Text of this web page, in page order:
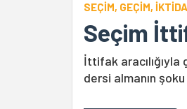
SEÇİM, GEÇİM,
Seçim
İttifak aracılığıyla
dersi almanın